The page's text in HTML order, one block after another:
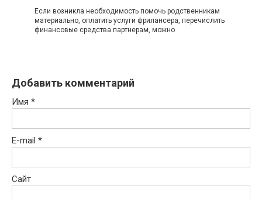
Если возникла необходимость помочь родственникам
материально, оплатить услуги фрилансера, перечислить
финансовые средства партнерам, можно
Добавить комментарий
Имя *
E-mail *
Сайт